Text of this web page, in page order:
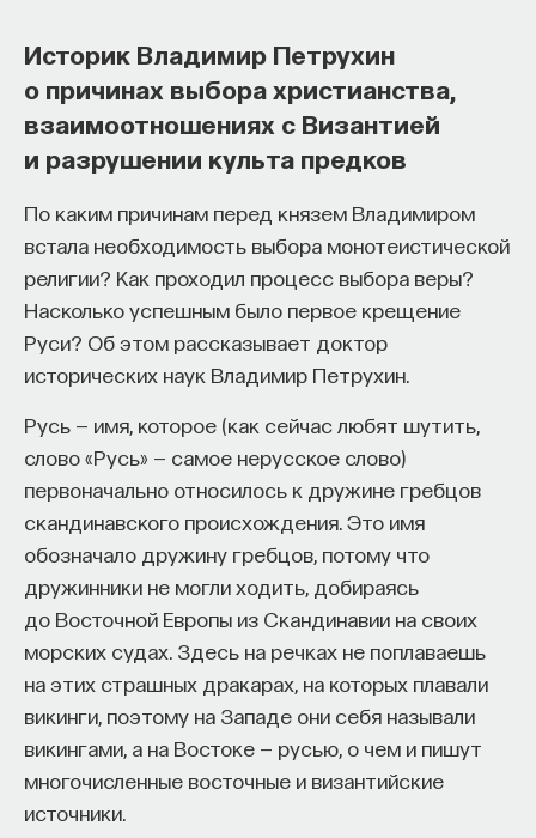
Историк Владимир Петрухин
о причинах выбора христианства,
взаимоотношениях с Византией
и разрушении культа предков
По каким причинам перед князем Владимиром
встала необходимость выбора монотеистической
религии? Как проходил процесс выбора веры?
Насколько успешным было первое крещение
Руси? Об этом рассказывает доктор
исторических наук Владимир Петрухин.
Русь — имя, которое (как сейчас любят шутить,
слово «Русь» — самое нерусское слово)
первоначально относилось к дружине гребцов
скандинавского происхождения. Это имя
обозначало дружину гребцов, потому что
дружинники не могли ходить, добираясь
до Восточной Европы из Скандинавии на своих
морских судах. Здесь на речках не поплаваешь
на этих страшных дракарах, на которых плавали
викинги, поэтому на Западе они себя называли
викингами, а на Востоке — русью, о чем и пишут
многочисленные восточные и византийские
источники.
Зачем университету длинный
горизонт планирования и как
мышления и обучения
В новом эпизоде «Мыслить как ученый»
Максутовбеседует с Ульяной Раведовской
о том,
зачем университет нужен в эпоху ИИ и почему
высшее образование нельзя сводить к быстрой
подготовке под нужды рынка.
Они обсуждают, как университеты выбирают
собственное будущее, почему результаты
образования раскрываются на длинной дистанции,
и что на самом деле должен уметь студент,
выходящий в сложный и быстро меняющийся мир.
А еще — почему ИИ не стоит просто запрещать,
как использовать его для диалога, и зачем
университету учить не только знаниям, но и самой
практике мышления и коммуникации.
Основатель ПостНауки Ивар Максутов запускает